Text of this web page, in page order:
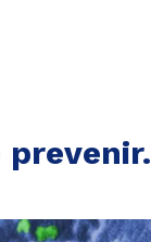
prevenir.